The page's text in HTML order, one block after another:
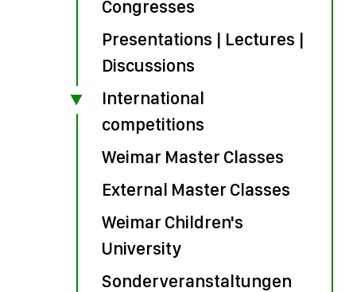
Congresses
Presentations | Lectures |
Discussions
International
competitions
Weimar Master Classes
External Master Classes
Weimar Children's
University
Sonderveranstaltungen